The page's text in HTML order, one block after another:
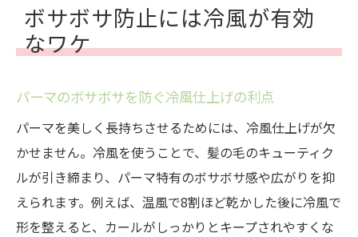
ボサボサ防止には冷風が有効
なワケ
パーマのボサボサを防ぐ冷風仕上げの利点
パーマを美しく長持ちさせるためには、冷風仕上げが欠
かせません。冷風を使うことで、髪の毛のキューティク
ルが引き締まり、パーマ特有のボサボサ感や広がりを抑
えられます。例えば、温風で8割ほど乾かした後に冷風で
形を整えると、カールがしっかりとキープされやすくな